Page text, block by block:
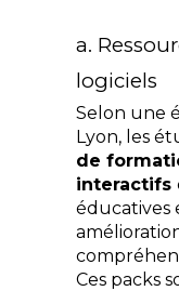
a.
logiciels
Selon une
Lyon, les
de
interactifs
éducatives
Ces packs